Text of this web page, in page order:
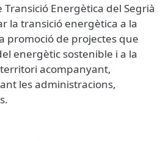
Transició Energètica del Segrià
la transició energètica a la
promoció de projectes que
energètic sostenible i a la
acompanyant,
les administracions,